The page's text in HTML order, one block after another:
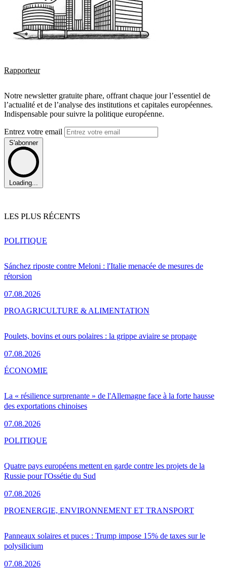
Rapporteur
Notre newsletter gratuite phare, offrant chaque jour l’essentiel de
l’actualité et de l’analyse des institutions et capitales européennes.
Indispensable pour suivre la politique européenne.
Entrez votre email
S'abonner
Loading...
LES PLUS RÉCENTS
Sánchez riposte contre Meloni : l'Italie menacée de mesures de
rétorsion
07.08.2026
POLITIQUE
Poulets, bovins et ours polaires : la grippe aviaire se propage
07.08.2026
PROAGRICULTURE & ALIMENTATION
La « résilience surprenante » de l'Allemagne face à la forte hausse
des exportations chinoises
07.08.2026
ÉCONOMIE
Quatre pays européens mettent en garde contre les projets de la
Russie pour l'Ossétie du Sud
07.08.2026
POLITIQUE
Panneaux solaires et puces : Trump impose 15% de taxes sur le
polysilicium
07.08.2026
PROENERGIE, ENVIRONNEMENT ET TRANSPORT